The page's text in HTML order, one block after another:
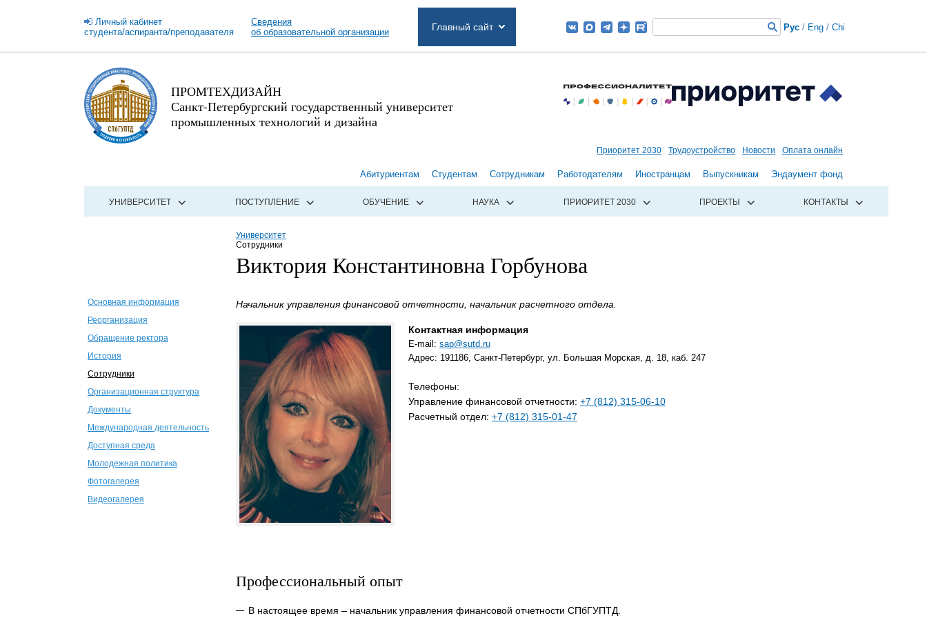
Личный кабинет
студента/аспиранта/преподавателя
Сведения
об образовательной организации
Главный сайт Рус / Eng / Chi
ПРОМТЕХДИЗАЙН
Санкт-Петербургский государственный университет
промышленных технологий и дизайна
Приоритет 2030 Трудоустройство Новости Оплата онлайн
Абитуриентам Студентам Сотрудникам Работодателям Иностранцам Выпускникам Эндаумент фонд
УНИВЕРСИТЕТ ПОСТУПЛЕНИЕ ОБУЧЕНИЕ НАУКА ПРИОРИТЕТ 2030 ПРОЕКТЫ КОНТАКТЫ
Университет
Сотрудники
Виктория Константиновна Горбунова
Основная информация
Реорганизация
Обращение ректора
История
Сотрудники
Организационная структура
Документы
Международная деятельность
Доступная среда
Молодежная политика
Фотогалерея
Видеогалерея
Начальник управления финансовой отчетности, начальник расчетного отдела.
Контактная информация
E-mail: sap@sutd.ru
Адрес: 191186, Санкт-Петербург, ул. Большая Морская, д. 18, каб. 247
Телефоны:
Управление финансовой отчетности: +7 (812) 315-06-10
Расчетный отдел: +7 (812) 315-01-47
Профессиональный опыт
В настоящее время – начальник управления финансовой отчетности СПбГУПТД.